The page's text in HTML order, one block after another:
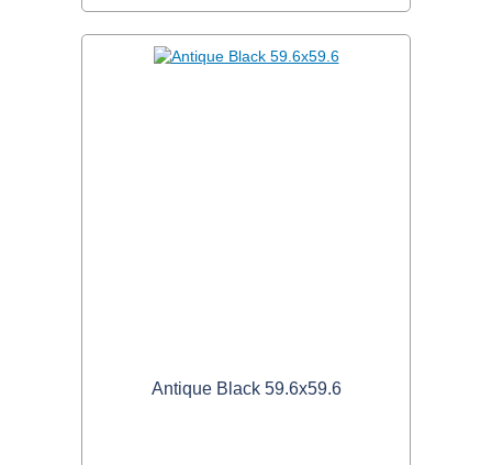
Antique Black 59.6x59.6